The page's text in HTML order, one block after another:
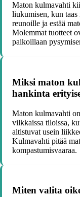
Maton kulmavahti
liukumisen, kun taas
reunoille ja estää
Molemmat tuotteet
paikoillaan
Miksi maton
hankinta
Maton kulmavahti
vilkkaissa tiloissa,
altistuvat usein
Kulmavahti pitää
kompastumisvaaraa.
Miten valita